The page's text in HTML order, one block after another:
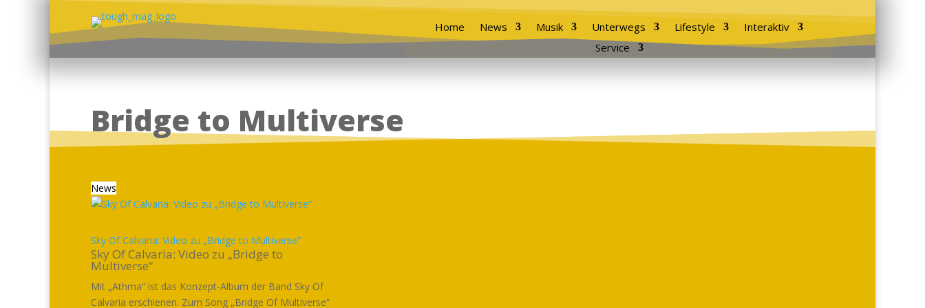
Home News Musik Unterwegs Lifestyle
Interaktiv
Service
Bridge to Multiverse
News
Sky Of Calvaria: Video zu „Bridge to Multiverse“
Sky Of Calvaria: Video zu „Bridge to
Multiverse“
Mit „Athma“ ist das Konzept-Album der Band Sky Of
Calvaria erschienen. Zum Song „Bridge Of Multiverse“